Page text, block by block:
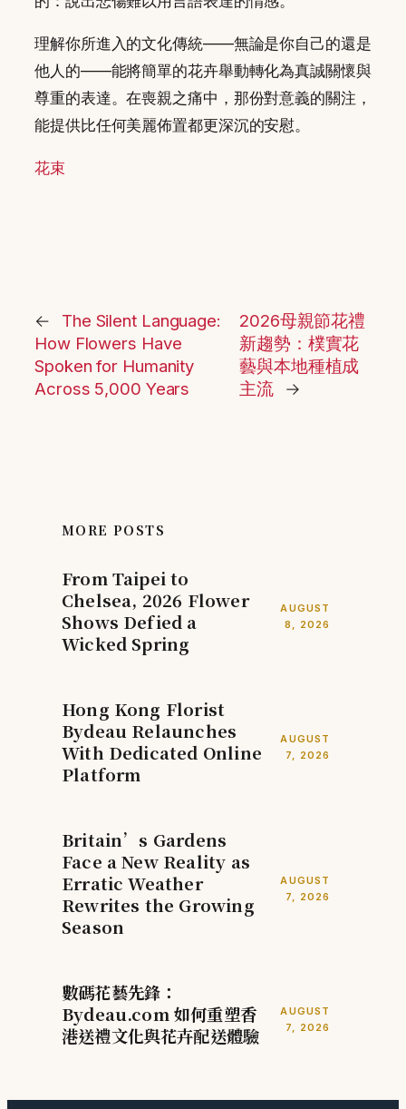
理解你所進入的文化傳統——無論是你自己的還是
他人的——能將簡單的花卉舉動轉化為真誠關懷與
尊重的表達。在喪親之痛中，那份對意義的關注，
能提供比任何美麗佈置都更深沉的安慰。
花束
←
The Silent Language:
How Flowers Have
Spoken for Humanity
Across 5,000 Years
2026母親節花禮
新趨勢：樸實花
藝與本地種植成
主流
→
MORE POSTS
From Taipei to
Chelsea, 2026 Flower
Shows Defied a
Wicked Spring
AUGUST
8, 2026
Hong Kong Florist
Bydeau Relaunches
With Dedicated Online
Platform
AUGUST
7, 2026
Britain’s Gardens
Face a New Reality as
Erratic Weather
Rewrites the Growing
Season
AUGUST
7, 2026
數碼花藝先鋒：
Bydeau.com 如何重塑香
港送禮文化與花卉配送體驗
AUGUST
7, 2026